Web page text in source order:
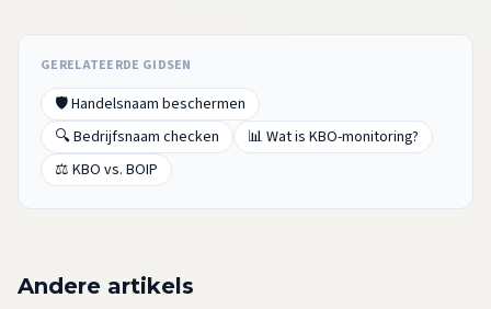
GERELATEERDE GIDSEN
🛡️ Handelsnaam beschermen
🔍 Bedrijfsnaam checken
📊 Wat is KBO-monitoring?
⚖️ KBO vs. BOIP
Andere artikels